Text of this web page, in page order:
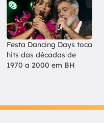
Festa Dancing Days toca
hits das décadas de
1970 a 2000 em BH